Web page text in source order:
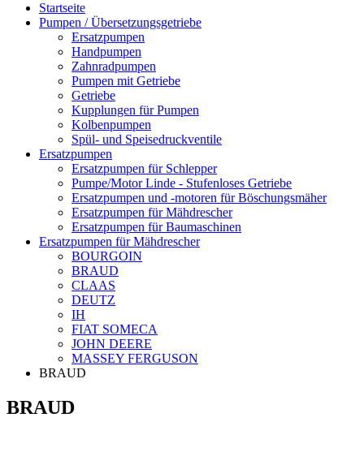
Startseite
Pumpen / Übersetzungsgetriebe
Ersatzpumpen
Handpumpen
Zahnradpumpen
Pumpen mit Getriebe
Getriebe
Kupplungen für Pumpen
Kolbenpumpen
Spül- und Speisedruckventile
Ersatzpumpen
Ersatzpumpen für Schlepper
Pumpe/Motor Linde - Stufenloses Getriebe
Ersatzpumpen und -motoren für Böschungsmäher
Ersatzpumpen für Mähdrescher
Ersatzpumpen für Baumaschinen
Ersatzpumpen für Mähdrescher
BOURGOIN
BRAUD
CLAAS
DEUTZ
IH
FIAT SOMECA
JOHN DEERE
MASSEY FERGUSON
BRAUD
BRAUD